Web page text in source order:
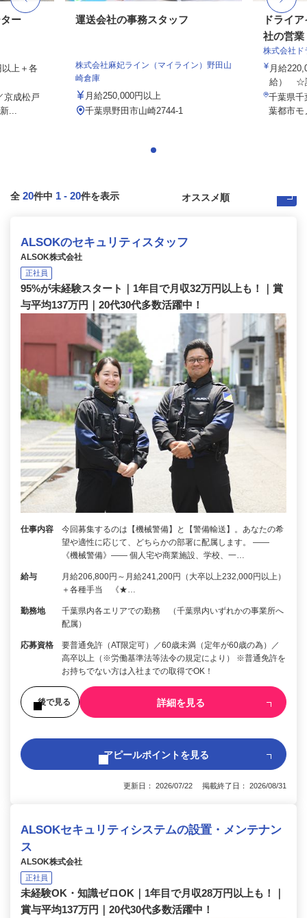
ー
上＋各
京成松戸
...
運送会社の事務スタッフ
株式会社麻妃ライン（マイライン）野田山
崎倉庫
月給250,000円以上
千葉県野田市山崎2744-1
ドライ
社の営業
株式会社ド
月給
給） ☆
千葉県千
葉都市モ
全 20件中 1 - 20件を表示
ALSOKのセキュリティスタッフ
ALSOK株式会社
正社員
95%が未経験スタート｜1年目で月収32万円以上も！｜賞
与平均137万円｜20代30代多数活躍中！
仕事内容
今回募集するのは【機械警備】と【警備輸送】。あなたの希
望や適性に応じて、どちらかの部署に配属します。 ――
《機械警備》―― 個人宅や商業施設、学校、一…
給与
月給206,800円～月給241,200円（大卒以上232,000円以上）
＋各種手当 《★…
勤務地
千葉県内各エリアでの勤務 （千葉県内いずれかの事業所へ
配属）
応募資格
要普通免許（AT限定可）／60歳未満（定年が60歳の為）／
高卒以上（※労働基準法等法令の規定により） ※普通免許を
お持ちでない方は入社までの取得でOK！
後で見る 詳細を見る
アピールポイントを見る
更新日： 2026/07/22 掲載終了日： 2026/08/31
ALSOKセキュリティシステムの設置・メンテナン
ス
ALSOK株式会社
正社員
未経験OK・知識ゼロOK｜1年目で月収28万円以上も！｜
賞与平均137万円｜20代30代多数活躍中！